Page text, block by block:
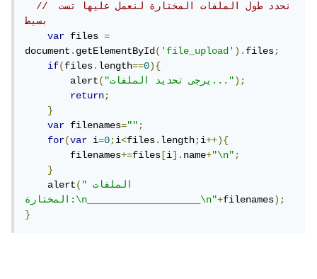
// نحدد طول الملفات المختارة لنعمل عليها تست
بسيط
var files =
document.getElementById('file_upload').files;
if(files.length==0){
        alert
( "يرجى تحديد الملفات...");
return;
}
var filenames="";
for(var i=0;i<files.length;i++){
        filenames
+=files [i].name+"\n";
}
    alert
("الملفات
المختارة:\n____________________\n"+filenames);
}